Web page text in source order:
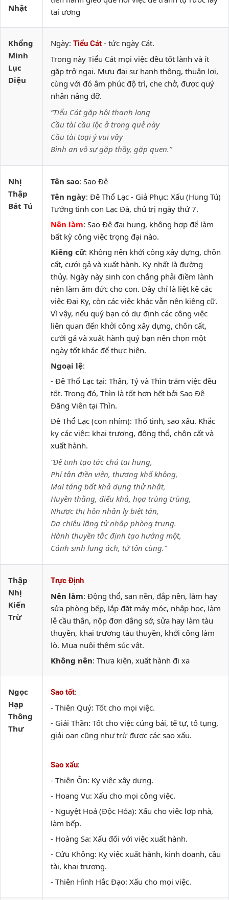
Nhật
tai ương
Khổng
Minh
Lục
Diệu
Ngày: Tiểu Cát - tức ngày Cát.
Trong này Tiểu Cát mọi việc đều tốt lành và ít
gặp trở ngại. Mưu đại sự hanh thông, thuận lợi,
cùng với đó âm phúc độ trì, che chở, được quý
nhân nâng đỡ.
“Tiểu Cát gặp hội thanh long
Cầu tài cầu lộc ở trong quẻ này
Cầu tài toại ý vui vầy
Bình an vô sự gặp thầy, gặp quen.”
Nhị
Thập
Bát Tú
Tên sao: Sao Đê
Tên ngày: Đê Thổ Lạc - Giả Phục: Xấu (Hung Tú)
Tướng tinh con Lạc Đà, chủ trị ngày thứ 7.
Nên làm: Sao Đê đại hung, không hợp để làm
bất kỳ công việc trọng đại nào.
Kiêng cữ: Không nên khởi công xây dựng, chôn
cất, cưới gả và xuất hành. Kỵ nhất là đường
thủy. Ngày này sinh con chẳng phải điềm lành
nên làm âm đức cho con. Đây chỉ là liệt kê các
việc Đại Kỵ, còn các việc khác vẫn nên kiêng cữ.
Vì vậy, nếu quý bạn có dự định các công việc
liên quan đến khởi công xây dựng, chôn cất,
cưới gả và xuất hành quý bạn nên chọn một
ngày tốt khác để thực hiện.
Ngoại lệ:
- Đê Thổ Lạc tại: Thân, Tý và Thìn trăm việc đều
tốt. Trong đó, Thìn là tốt hơn hết bởi Sao Đê
Đăng Viên tại Thìn.
Đê Thổ Lạc (con nhím): Thổ tinh, sao xấu. Khắc
kỵ các việc: khai trương, động thổ, chôn cất và
xuất hành.
“Đê tinh tạo tác chủ tai hung,
Phí tận điền viên, thương khố không,
Mai táng bất khả dụng thử nhật,
Huyền thằng, điếu khả, họa trùng trùng,
Nhược thị hôn nhân ly biệt tán,
Dạ chiêu lãng tử nhập phòng trung.
Hành thuyền tắc định tạo hướng một,
Cánh sinh lung ách, tử tôn cùng.”
Thập
Nhị
Kiến
Trừ
Trực Định
Nên làm: Động thổ, san nền, đắp nền, làm hay
sửa phòng bếp, lắp đặt máy móc, nhập học, làm
lễ cầu thân, nộp đơn dâng sớ, sửa hay làm tàu
thuyền, khai trương tàu thuyền, khởi công làm
lò. Mua nuôi thêm súc vật.
Không nên: Thưa kiện, xuất hành đi xa
Ngọc
Hạp
Thông
Thư
Sao tốt:
- Thiên Quý: Tốt cho mọi việc.
- Giải Thần: Tốt cho việc cúng bái, tế tự, tố tụng,
giải oan cũng như trừ được các sao xấu.
Sao xấu:
- Thiên Ôn: Kỵ việc xây dựng.
- Hoang Vu: Xấu cho mọi công việc.
- Nguyệt Hoả (Độc Hỏa): Xấu cho việc lợp nhà,
làm bếp.
- Hoàng Sa: Xấu đối với việc xuất hành.
- Cửu Không: Kỵ việc xuất hành, kinh doanh, cầu
tài, khai trương.
- Thiên Hình Hắc Đạo: Xấu cho mọi việc.